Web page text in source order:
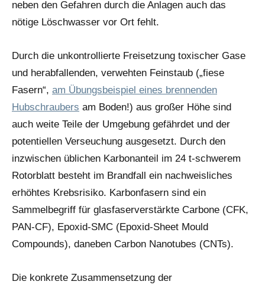
neben den Gefahren durch die Anlagen auch das
nötige Löschwasser vor Ort fehlt.
Durch die unkontrollierte Freisetzung toxischer Gase
und herabfallenden, verwehten Feinstaub („fiese
Fasern“, am Übungsbeispiel eines brennenden
Hubschraubers am Boden!) aus großer Höhe sind
auch weite Teile der Umgebung gefährdet und der
potentiellen Verseuchung ausgesetzt. Durch den
inzwischen üblichen Karbonanteil im 24 t-schwerem
Rotorblatt besteht im Brandfall ein nachweisliches
erhöhtes Krebsrisiko. Karbonfasern sind ein
Sammelbegriff für glasfaserverstärkte Carbone (CFK,
PAN-CF), Epoxid-SMC (Epoxid-Sheet Mould
Compounds), daneben Carbon Nanotubes (CNTs).
Die konkrete Zusammensetzung der